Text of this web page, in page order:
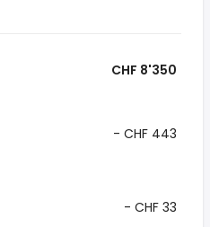
CHF 8'350
- CHF 443
- CHF 33